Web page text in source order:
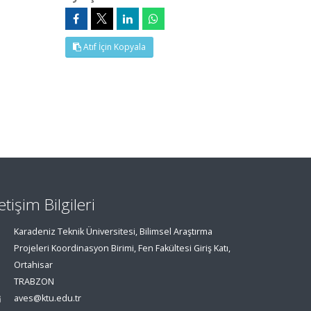
Atıf İçin Kopyala
Bilgileri
Karadeniz Teknik Üniversitesi, Bilimsel Araştırma
Projeleri Koordinasyon Birimi, Fen Fakültesi Giriş Katı,
Ortahisar
TRABZON
aves@ktu.edu.tr